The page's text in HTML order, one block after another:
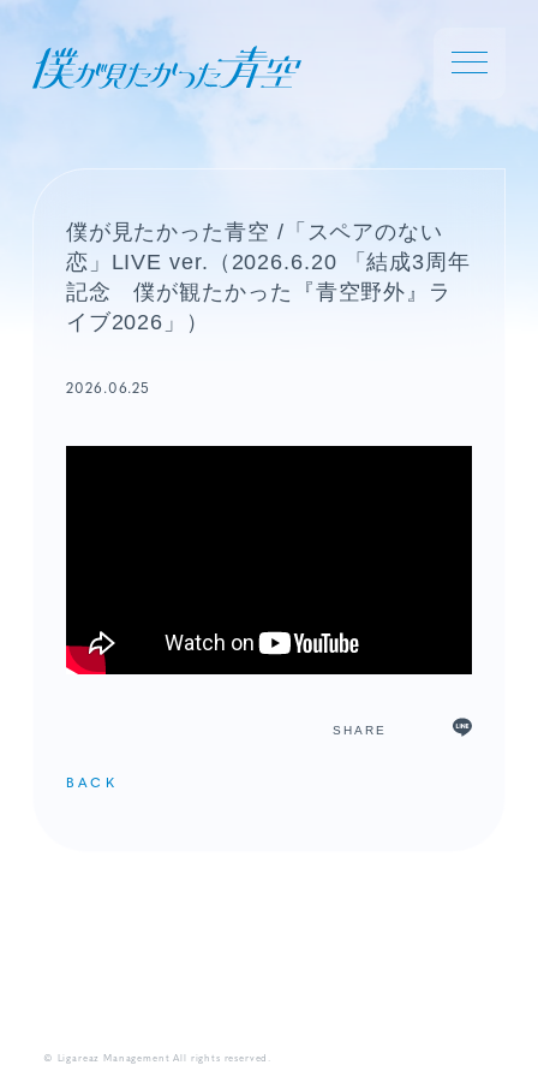
僕が見たかった青空 /「スペアのない
恋」LIVE ver.（2026.6.20 「結成3周年
記念 僕が観たかった『青空野外』ラ
イブ2026」）
2026.06.25
SHARE
BACK
© Ligareaz Management All rights reserved.